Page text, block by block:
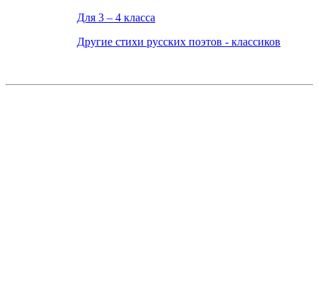
Для 3 – 4 класса
Другие стихи русских поэтов - классиков